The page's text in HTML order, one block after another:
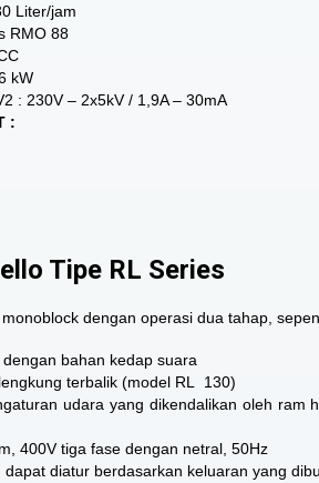
Liter/jam
RMO 88
kW
: 230V – 2x5kV / 1,9A – 30mA
:
Tipe RL Series
dengan operasi dua tahap,
bahan kedap suara
terbalik (model RL 130)
udara yang dikendalikan oleh ram
400V tiga fase dengan netral, 50Hz
diatur berdasarkan keluaran yang